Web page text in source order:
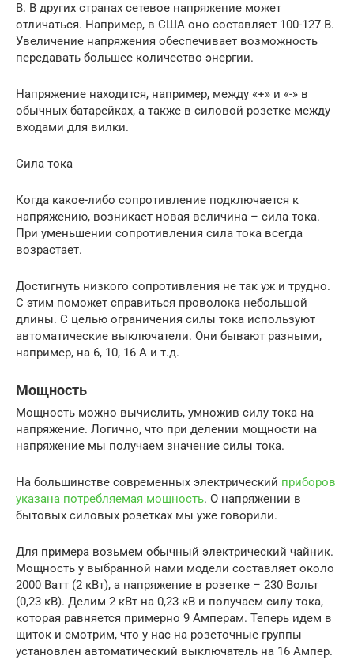
В. В других странах сетевое напряжение может
отличаться. Например, в США оно составляет 100-127 В.
Увеличение напряжения обеспечивает возможность
передавать большее количество энергии.
Напряжение находится, например, между «+» и «-» в
обычных батарейках, а также в силовой розетке между
входами для вилки.
Сила тока
Когда какое-либо сопротивление подключается к
напряжению, возникает новая величина – сила тока.
При уменьшении сопротивления сила тока всегда
возрастает.
Достигнуть низкого сопротивления не так уж и трудно.
С этим поможет справиться проволока небольшой
длины. С целью ограничения силы тока используют
автоматические выключатели. Они бывают разными,
например, на 6, 10, 16 А и т.д.
Мощность
Мощность можно вычислить, умножив силу тока на
напряжение. Логично, что при делении мощности на
напряжение мы получаем значение силы тока.
На большинстве современных электрический приборов
указана потребляемая мощность. О напряжении в
бытовых силовых розетках мы уже говорили.
Для примера возьмем обычный электрический чайник.
Мощность у выбранной нами модели составляет около
2000 Ватт (2 кВт), а напряжение в розетке – 230 Вольт
(0,23 кВ). Делим 2 кВт на 0,23 кВ и получаем силу тока,
которая равняется примерно 9 Амперам. Теперь идем в
щиток и смотрим, что у нас на розеточные группы
установлен автоматический выключатель на 16 Ампер.